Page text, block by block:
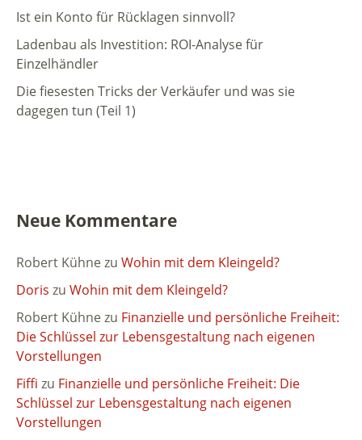
Ist ein Konto für Rücklagen sinnvoll?
Ladenbau als Investition: ROI-Analyse für
Einzelhändler
Die fiesesten Tricks der Verkäufer und was sie
dagegen tun (Teil 1)
Neue Kommentare
Robert Kühnezu Wohin mit dem Kleingeld?
Doris zu Wohin mit dem Kleingeld?
Robert Kühnezu Finanzielle und persönliche Freiheit:
Die Schlüssel zur Lebensgestaltung nach eigenen
Vorstellungen
Fiffi zu Finanzielle und persönliche Freiheit: Die
Schlüssel zur Lebensgestaltung nach eigenen
Vorstellungen